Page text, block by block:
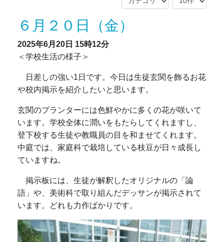
６月２０日（金）
2025年6月20日 15時12分
＜学校生活の様子＞
日差しの強い1日です。今日は生徒玄関を飾るお花
や校内掲示を紹介したいと思います。
玄関のプランターには色鮮やかに多くの花が咲いて
います。学校全体に潤いをもたらしてくれますし、
登下校する生徒や教職員の目を和ませてくれます。
中庭では、家庭科で栽培している枝豆が日々成長し
ていますね。
掲示板には、生徒が解釈したオリジナルの「論
語」や、美術科で取り組んだデッサンが掲示されて
います。どれも力作ばかりです。